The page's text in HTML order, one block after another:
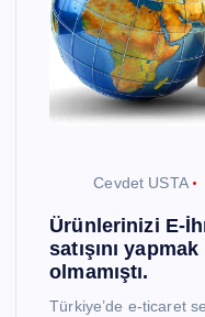
Cevdet USTA
Ürünlerinizi E-
satışını
olmamıştı.
Türkiye’de e-ticaret